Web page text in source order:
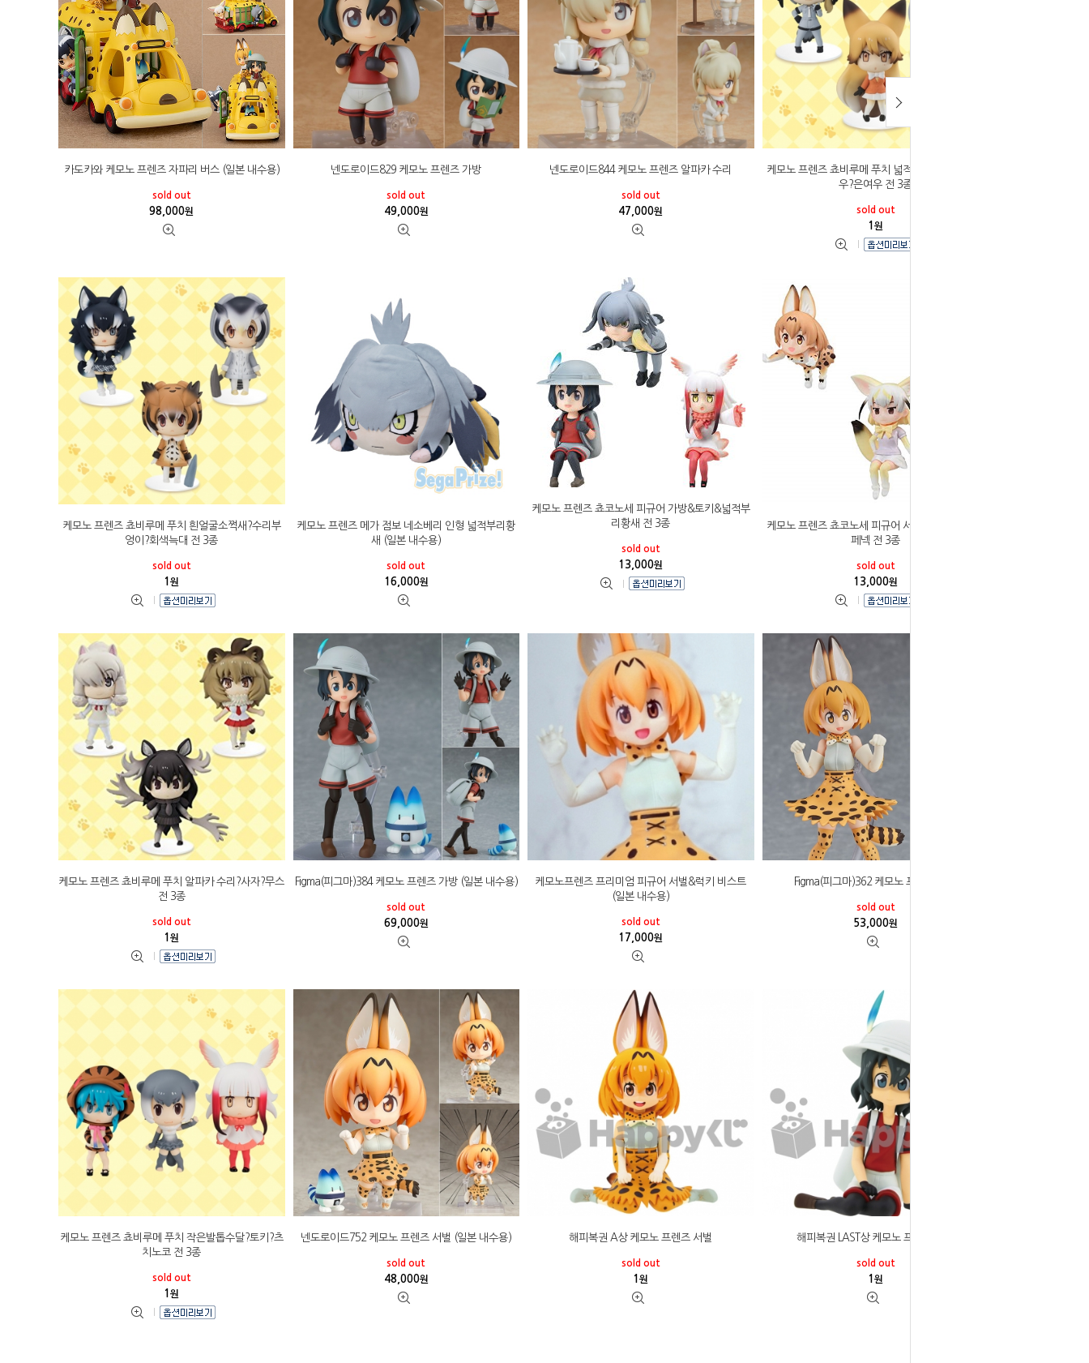
카도카와 케모노 프렌즈 자파리 버스 (일본 내수용)
sold out
98,000원
넨도로이드829 케모노 프렌즈 가방
sold out
49,000원
넨도로이드844 케모노 프렌즈 알파카 수리
sold out
47,000원
케모노 프렌즈 쵸비루메 푸치 넓적부리황새?북방여
우?은여우 전 3종
sold out
1원
케모노 프렌즈 쵸비루메 푸치 흰얼굴소쩍새?수리부
엉이?회색늑대 전 3종
sold out
1원
케모노 프렌즈 메가 점보 네소베리 인형 넓적부리황
새 (일본 내수용)
sold out
16,000원
케모노 프렌즈 쵸코노세 피규어 가방&토키&넓적부
리황새 전 3종
sold out
13,000원
케모노 프렌즈 쵸코노세 피규어 서벌&아라이구마&
페넥 전 3종
sold out
13,000원
케모노 프렌즈 쵸비루메 푸치 알파카 수리?사자?무스
전 3종
sold out
1원
Figma(피그마)384 케모노 프렌즈 가방 (일본 내수용)
sold out
69,000원
케모노프렌즈 프리미엄 피규어 서벌&럭키 비스트
(일본 내수용)
sold out
17,000원
Figma(피그마)362 케모노 프렌즈 서벌
sold out
53,000원
케모노 프렌즈 쵸비루메 푸치 작은발톱수달?토키?츠
치노코 전 3종
sold out
1원
넨도로이드752 케모노 프렌즈 서벌 (일본 내수용)
sold out
48,000원
해피복권 A상 케모노 프렌즈 서벌
sold out
1원
해피복권 LAST상 케모노 프렌즈 가방
sold out
1원